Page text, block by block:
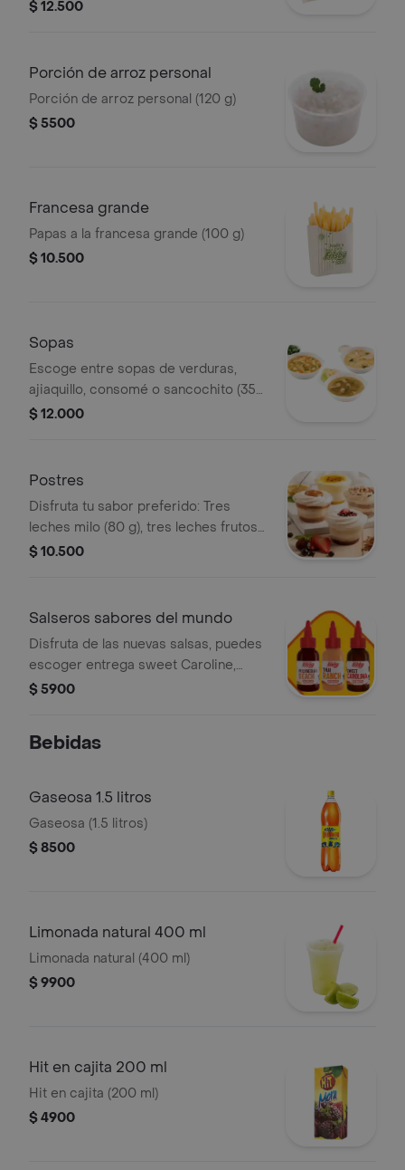
$ 12.500
Porción de arroz personal
Porción de arroz personal (120 g)
$ 5500
Francesa grande
Papas a la francesa grande (100 g)
$ 10.500
Sopas
Escoge entre sopas de verduras,
ajiaquillo, consomé o sancochito (350
g)
$ 12.000
Postres
Disfruta tu sabor preferido: Tres
leches milo (80 g), tres leches frutos
rojos (90 g), combinado de maracuyá
$ 10.500
Salseros sabores del mundo
Disfruta de las nuevas salsas, puedes
escoger entrega sweet Caroline,
Polynesian beach o Thai ranch
$ 5900
Bebidas
Gaseosa 1.5 litros
Gaseosa (1.5 litros)
$ 8500
Limonada natural 400 ml
Limonada natural (400 ml)
$ 9900
Hit en cajita 200 ml
Hit en cajita (200 ml)
$ 4900